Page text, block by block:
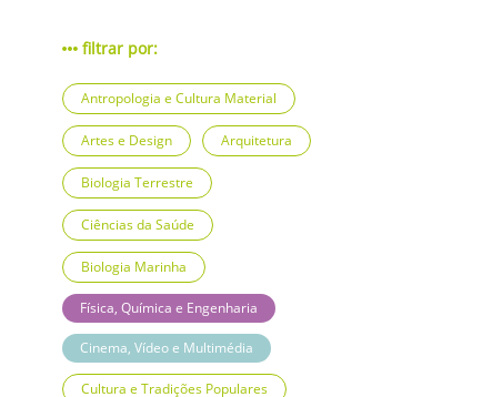
filtrar por:
Antropologia e Cultura Material
Artes e Design Arquitetura
Biologia Terrestre
Ciências da Saúde
Biologia Marinha
Física, Química e Engenharia
Cinema, Vídeo e Multimédia
Cultura e Tradições Populares